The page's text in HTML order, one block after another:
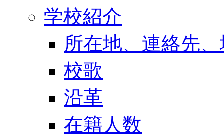
学校紹介
所在地、連絡先
校歌
沿革
在籍人数